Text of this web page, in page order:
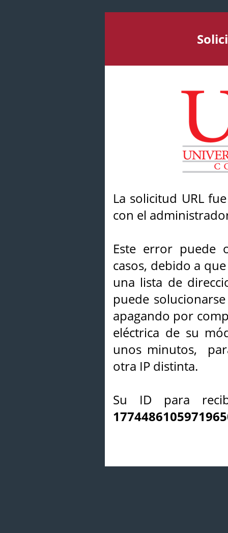
La solicitud URL
con el
Este error puede
casos, debido a
una lista de
puede
apagando por
eléctrica de su
unos minutos,
otra IP distinta.
Su ID para